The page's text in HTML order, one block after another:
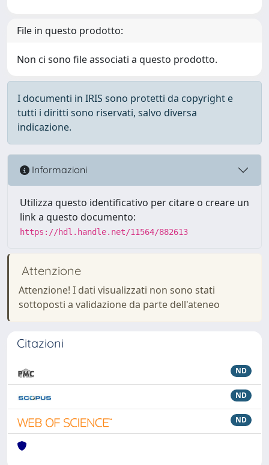
File in questo prodotto:
Non ci sono file associati a questo prodotto.
I documenti in IRIS sono protetti da copyright e
tutti i diritti sono riservati, salvo diversa
indicazione.
Informazioni
Utilizza questo identificativo per citare o creare un
link a questo documento:
https://hdl.handle.net/11564/882613
Attenzione
Attenzione! I dati visualizzati non sono stati
sottoposti a validazione da parte dell'ateneo
Citazioni
ND
ND
ND